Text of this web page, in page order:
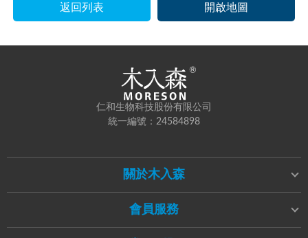
返回列表 開啟地圖
仁和生物科技股份有限公司
統一編號：24584898
關於木入森
會員服務